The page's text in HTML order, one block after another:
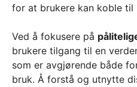
for at brukere kan koble til
Ved å fokusere på
brukere tilgang til en
som er avgjørende både
bruk. Å forstå og utnytte